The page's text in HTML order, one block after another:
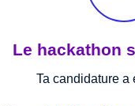
Le hackathon
Ta candidature a